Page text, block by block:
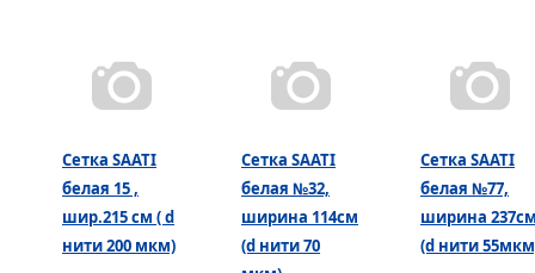
Сетка SAATI
белая 15 ,
шир.215 см ( d
нити 200 мкм)
Сетка SAATI
белая №32,
ширина 114см
(d нити 70
Сетка SAATI
белая №77,
ширина
(d нити